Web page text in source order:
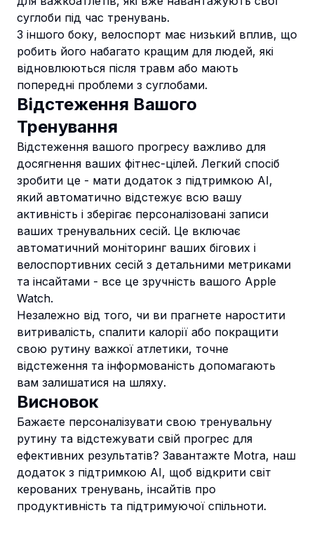
суглоби під час тренувань.
З іншого боку, велоспорт має низький вплив, що
робить його набагато кращим для людей, які
відновлюються після травм або мають
попередні проблеми з суглобами.
Відстеження Вашого
Тренування
Відстеження вашого прогресу важливо для
досягнення ваших фітнес-цілей. Легкий спосіб
зробити це - мати додаток з підтримкою AI,
який автоматично відстежує всю вашу
активність і зберігає персоналізовані записи
ваших тренувальних сесій. Це включає
автоматичний моніторинг ваших бігових і
велоспортивних сесій з детальними метриками
та інсайтами - все це зручність вашого Apple
Watch.
Незалежно від того, чи ви прагнете наростити
витривалість, спалити калорії або покращити
свою рутину важкої атлетики, точне
відстеження та інформованість допомагають
вам залишатися на шляху.
Висновок
Бажаєте персоналізувати свою тренувальну
рутину та відстежувати свій прогрес для
ефективних результатів? Завантажте Motra, наш
додаток з підтримкою AI, щоб відкрити світ
керованих тренувань, інсайтів про
продуктивність та підтримуючої спільноти.